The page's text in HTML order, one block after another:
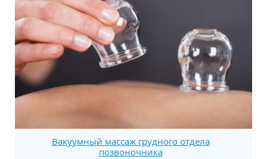
Вакуумный массаж грудного отдела
позвоночника